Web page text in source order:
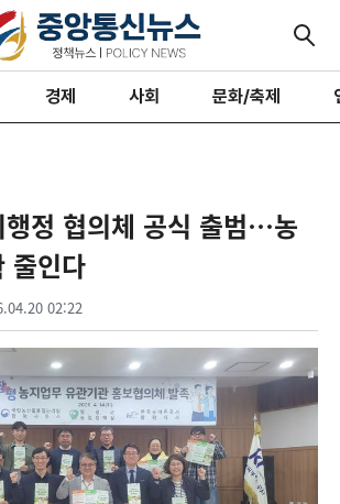
경제 사회 문화/축제
정 협의체 공식 출범…농
줄인다
02:22